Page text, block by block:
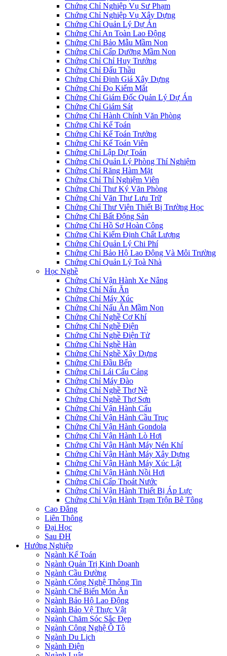
Chứng Chỉ Nghiệp Vụ Sư Phạm
Chứng Chỉ Nghiệp Vụ Xây Dựng
Chứng Chỉ Quản Lý Dự Án
Chứng Chỉ An Toàn Lao Động
Chứng Chỉ Bảo Mẫu Mầm Non
Chứng Chỉ Cấp Dưỡng Mầm Non
Chứng Chỉ Chỉ Huy Trưởng
Chứng Chỉ Đấu Thầu
Chứng Chỉ Định Giá Xây Dựng
Chứng Chỉ Đo Kiểm Mắt
Chứng Chỉ Giám Đốc Quản Lý Dự Án
Chứng Chỉ Giám Sát
Chứng Chỉ Hành Chính Văn Phòng
Chứng Chỉ Kế Toán
Chứng Chỉ Kế Toán Trưởng
Chứng Chỉ Kế Toán Viên
Chứng Chỉ Lập Dự Toán
Chứng Chỉ Quản Lý Phòng Thí Nghiệm
Chứng Chỉ Răng Hàm Mặt
Chứng Chỉ Thí Nghiệm Viên
Chứng Chỉ Thư Ký Văn Phòng
Chứng Chỉ Văn Thư Lưu Trữ
Chứng Chỉ Thư Viện Thiết Bị Trường Học
Chứng Chỉ Bất Động Sản
Chứng Chỉ Hồ Sơ Hoàn Công
Chứng Chỉ Kiểm Định Chất Lượng
Chứng Chỉ Quản Lý Chi Phí
Chứng Chỉ Bảo Hộ Lao Động Và Môi Trường
Chứng Chỉ Quản Lý Toà Nhà
Học Nghề
Chứng Chỉ Vận Hành Xe Nâng
Chứng Chỉ Nấu Ăn
Chứng Chỉ Máy Xúc
Chứng Chỉ Nấu Ăn Mầm Non
Chứng Chỉ Nghề Cơ Khí
Chứng Chỉ Nghề Điện
Chứng Chỉ Nghề Điện Tử
Chứng Chỉ Nghề Hàn
Chứng Chỉ Nghề Xây Dựng
Chứng Chỉ Đầu Bếp
Chứng Chỉ Lái Cẩu Cảng
Chứng Chỉ Máy Đào
Chứng Chỉ Nghề Thợ Nề
Chứng Chỉ Nghề Thợ Sơn
Chứng Chỉ Vận Hành Cẩu
Chứng Chỉ Vận Hành Cầu Trục
Chứng Chỉ Vận Hành Gondola
Chứng Chỉ Vận Hành Lò Hơi
Chứng Chỉ Vận Hành Máy Nén Khí
Chứng Chỉ Vận Hành Máy Xây Dựng
Chứng Chỉ Vận Hành Máy Xúc Lật
Chứng Chỉ Vận Hành Nồi Hơi
Chứng Chỉ Cấp Thoát Nước
Chứng Chỉ Vận Hành Thiết Bị Áp Lực
Chứng Chỉ Vận Hành Trạm Trộn Bê Tông
Cao Đẳng
Liên Thông
Đại Học
Sau ĐH
Hướng Nghiệp
Ngành Kế Toán
Ngành Quản Trị Kinh Doanh
Ngành Cầu Đường
Ngành Công Nghệ Thông Tin
Ngành Chế Biến Món Ăn
Ngành Bảo Hộ Lao Động
Ngành Bảo Vệ Thực Vật
Ngành Chăm Sóc Sắc Đẹp
Ngành Công Nghệ Ô Tô
Ngành Du Lịch
Ngành Điện